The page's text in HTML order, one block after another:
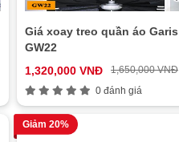
Giá xoay treo quần áo Garis
GW22
1,320,000 VNĐ
1,650,000 VNĐ
0 đánh giá
Giảm 20%